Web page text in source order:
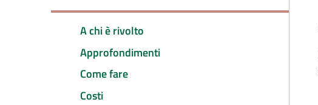
A chi è rivolto
Approfondimenti
Come fare
Costi